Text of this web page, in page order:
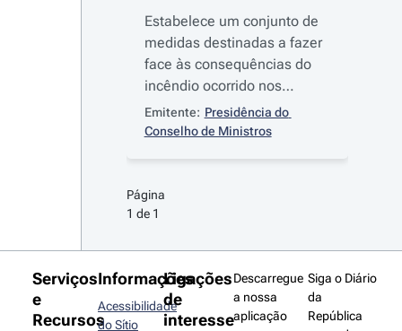
Estabelece um conjunto de
medidas destinadas a fazer
face às consequências do
incêndio ocorrido nos
concelhos de Sertã, Mação
e Vila de Rei
Emitente: Presidência do
Conselho de Ministros
Página
1 de 1
Serviços
e
Recursos
Informações
Acessibilidade
do Sítio
Ligações
de
interesse
Descarregue
a nossa
aplicação
Siga o Diário
da
República